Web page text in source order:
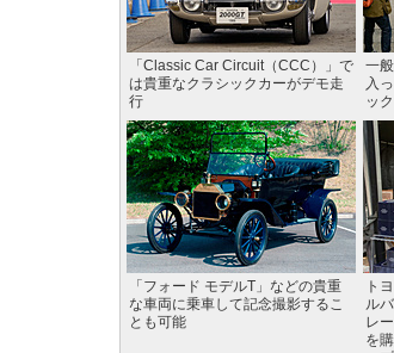
「Classic Car Circuit（CCC）」で
は貴重なクラシックカーがデモ走
行
一
入
ッ
「フォード モデルT」などの貴重
な車両に乗車して記念撮影するこ
とも可能
ト
ル
レ
を